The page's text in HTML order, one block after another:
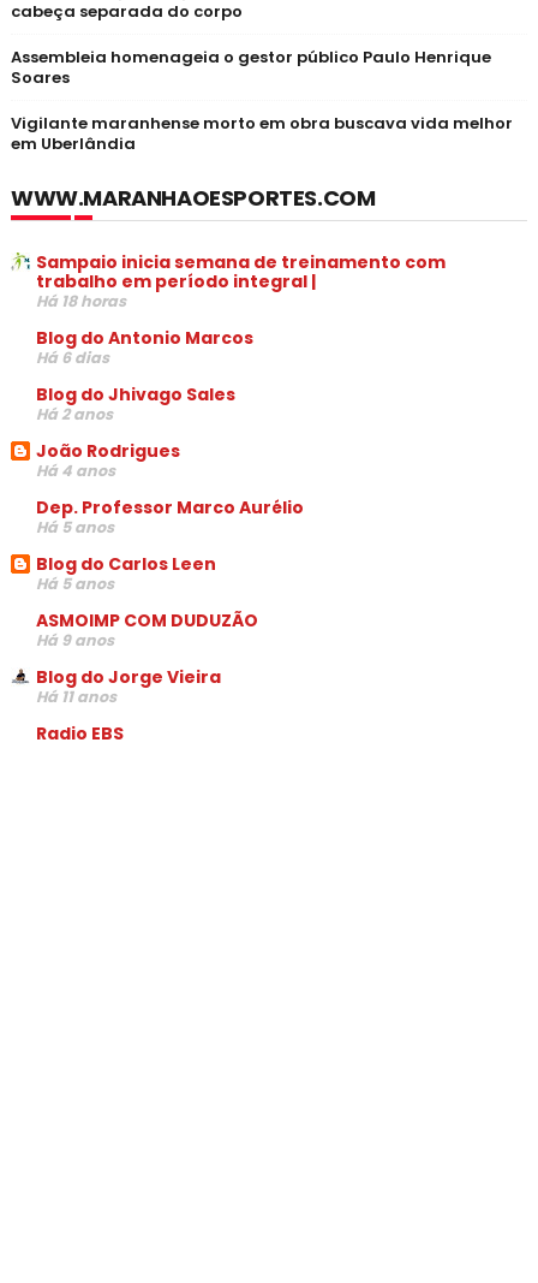
cabeça separada do corpo
Assembleia homenageia o gestor público Paulo Henrique
Soares
Vigilante maranhense morto em obra buscava vida melhor
em Uberlândia
WWW.MARANHAOESPORTES.COM
Sampaio inicia semana de treinamento com
trabalho em período integral |
Há 18 horas
Blog do Antonio Marcos
Há 6 dias
Blog do Jhivago Sales
Há 2 anos
João Rodrigues
Há 4 anos
Dep. Professor Marco Aurélio
Há 5 anos
Blog do Carlos Leen
Há 5 anos
ASMOIMP COM DUDUZÃO
Há 9 anos
Blog do Jorge Vieira
Há 11 anos
Radio EBS